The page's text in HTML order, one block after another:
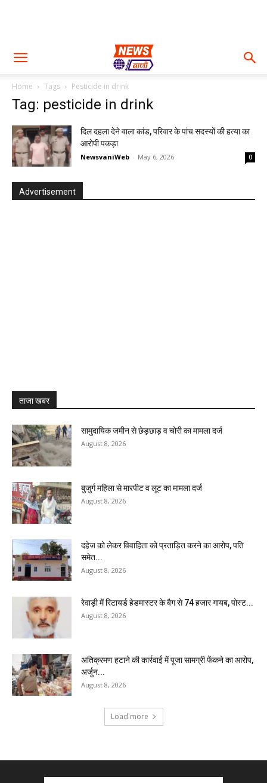
Home Tags Pesticide in drink
Tag: pesticide in drink
दिल दहला देने वाला कांड, परिवार के पांच सदस्यों की हत्या का
आरोपी पकड़ा
NewsvaniWeb - May 6, 2026 0
Advertisement
ताजा खबर
सामुदायिक जमीन से छेड़छाड़ व चोरी का मामला दर्ज
August 8, 2026
बुजुर्ग महिला से मारपीट व लूट का मामला दर्ज
August 8, 2026
दहेज को लेकर विवाहिता को प्रताड़ित करने का आरोप, पति
समेत...
August 8, 2026
रेवाड़ी में रिटायर्ड हेडमास्टर के बैग से ₹74 हजार गायब, पोस्ट...
August 8, 2026
अतिक्रमण हटाने की कार्रवाई में पूजा सामग्री फेंकने का आरोप,
अर्जुन...
August 8, 2026
Load more